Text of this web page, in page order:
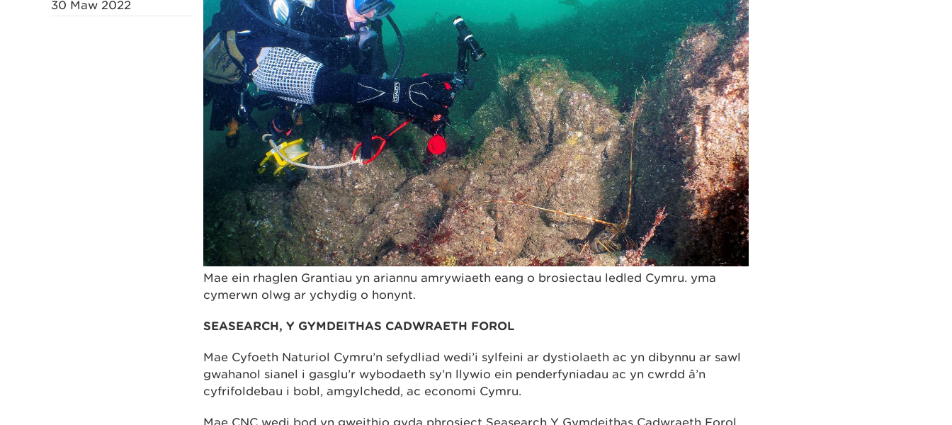
30 Maw 2022
Mae ein rhaglen Grantiau yn ariannu amrywiaeth eang o brosiectau ledled Cymru. yma
cymerwn olwg ar ychydig o honynt.
SEASEARCH, Y GYMDEITHAS CADWRAETH FOROL
Mae Cyfoeth Naturiol Cymru’n sefydliad wedi’i sylfeini ar dystiolaeth ac yn dibynnu ar sawl
gwahanol sianel i gasglu’r wybodaeth sy’n llywio ein penderfyniadau ac yn cwrdd â’n
cyfrifoldebau i bobl, amgylchedd, ac economi Cymru.
Mae CNC wedi bod yn gweithio gyda phrosiect Seasearch Y Gymdeithas Cadwraeth Forol.